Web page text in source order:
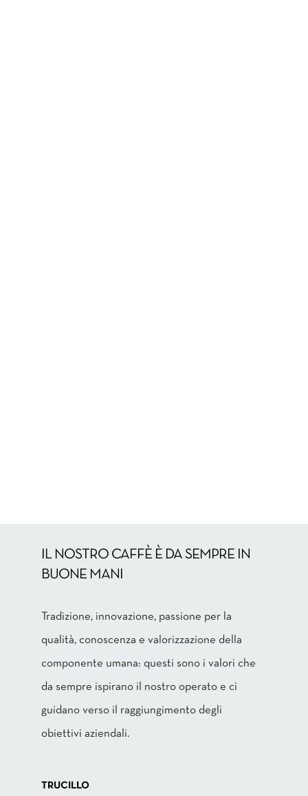
IL NOSTRO CAFFÈ È DA SEMPRE IN
BUONE MANI
Tradizione, innovazione, passione per la
qualità, conoscenza e valorizzazione della
componente umana: questi sono i valori che
da sempre ispirano il nostro operato e ci
guidano verso il raggiungimento degli
obiettivi aziendali.
TRUCILLO